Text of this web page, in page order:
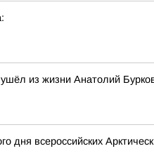
из жизни Анатолий
дня всероссийских